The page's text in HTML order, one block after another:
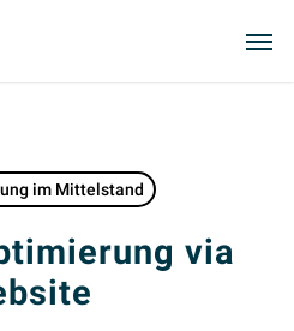
im Mittelstand
via